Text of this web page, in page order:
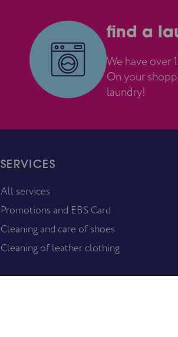
find a
We have over
On your
laundry!
SERVICES
All services
Promotions and EBS Card
Cleaning and care of shoes
Cleaning of leather clothing